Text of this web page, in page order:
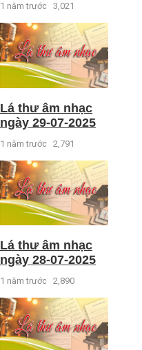
1 năm trước 3,021
Lá thư âm nhạc
ngày 29-07-2025
1 năm trước 2,791
Lá thư âm nhạc
ngày 28-07-2025
1 năm trước 2,890